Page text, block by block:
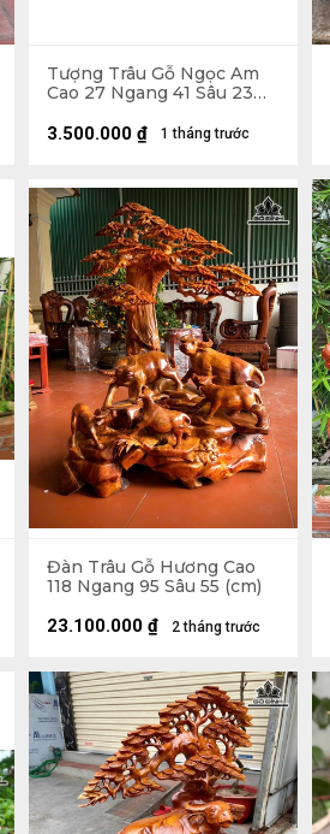
Tượng Trâu Gỗ Ngọc Am
Cao 27 Ngang 41 Sâu 23
1 tháng trước
3.500.000 ₫
Đàn Trâu Gỗ Hương Cao
118 Ngang 95 Sâu 55 (cm)
2 tháng trước
23.100.000 ₫